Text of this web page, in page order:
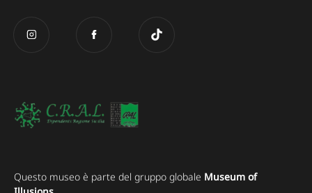
Questo museo è parte del gruppo globale Museum of